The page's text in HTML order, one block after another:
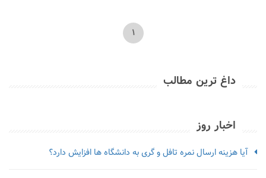
1
داغ ترین مطالب
اخبار روز
آیا هزینه ارسال نمره تافل و گری به دانشگاه ها افزایش دارد؟